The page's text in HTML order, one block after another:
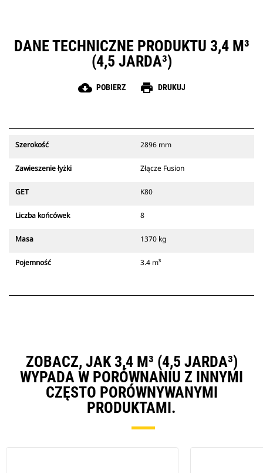
DANE TECHNICZNE PRODUKTU 3,4 M³
(4,5 JARDA³)
cloud_download POBIERZ print DRUKUJ
Szerokość 2896 mm
Zawieszenie łyżki Złącze Fusion
GET K80
Liczba końcówek 8
Masa 1370 kg
Pojemność 3.4 m³
ZOBACZ, JAK 3,4 M³ (4,5 JARDA³)
WYPADA W PORÓWNANIU Z INNYMI
CZĘSTO PORÓWNYWANYMI
PRODUKTAMI.